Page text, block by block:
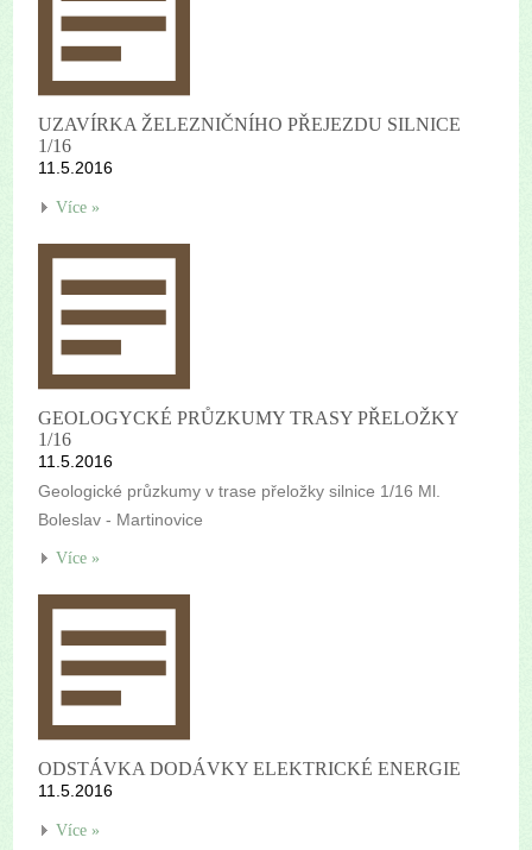
UZAVÍRKA ŽELEZNIČNÍHO PŘEJEZDU SILNICE
1/16
11.5.2016
Více »
GEOLOGYCKÉ PRŮZKUMY TRASY PŘELOŽKY
1/16
11.5.2016
Geologické průzkumy v trase přeložky silnice 1/16 Ml.
Boleslav - Martinovice
Více »
ODSTÁVKA DODÁVKY ELEKTRICKÉ ENERGIE
11.5.2016
Více »